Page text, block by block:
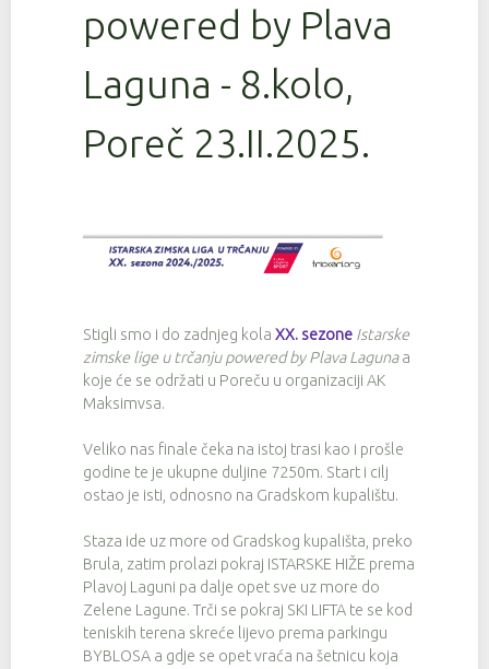
powered by Plava
Laguna - 8.kolo,
Poreč 23.II.2025.
Stigli smo i do zadnjeg kola XX. sezone Istarske
zimske lige u trčanju powered by Plava Lagunaa
koje će se održati u Poreču u organizaciji AK
Maksimvsa.
Veliko nas finale čeka na istoj trasi kao i prošle
godine te je ukupne duljine 7250m. Start i cilj
ostao je isti, odnosno na Gradskom kupalištu.
Staza ide uz more od Gradskog kupališta, preko
Brula, zatim prolazi pokraj ISTARSKE HIŽE prema
Plavoj Laguni pa dalje opet sve uz more do
Zelene Lagune. Trči se pokraj SKI LIFTA te se kod
teniskih terena skreće lijevo prema parkingu
BYBLOSA a gdje se opet vraća na šetnicu koja